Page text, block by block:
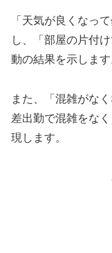
「天気が良くなっ
し、「部屋の片付
動の結果を示します
また、「混雑がな
差出勤で混雑をな
現します。